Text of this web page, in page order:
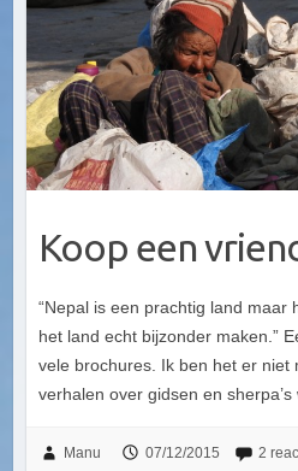
Koop een
“Nepal is een prachtig land maar
het land echt bijzonder maken.”
vele brochures. Ik ben het er niet
verhalen over gidsen en
Manu 07/12/2015 2